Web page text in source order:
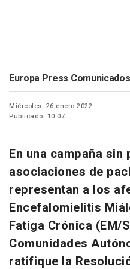
Europa Press Comunicados
Miércoles, 26 enero 2022
Publicado: 10:07
En una campaña
asociaciones de
representan a los
Encefalomielitis
Fatiga Crónica (EM/
Comunidades
ratifique la